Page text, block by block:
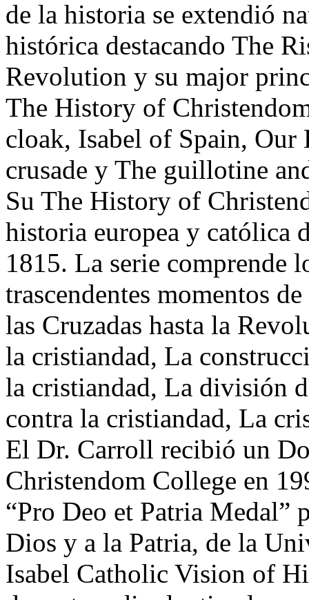
de la historia se extendió
histórica destacando The
Revolution y su major
The History of
cloak, Isabel of Spain, Our
crusade y The guillotine
Su The History of
historia europea y católica
1815. La serie comprende
trascendentes momentos
las Cruzadas hasta la
la cristiandad, La
la cristiandad, La división
contra la cristiandad, La
El Dr. Carroll recibió un
Christendom College en
“Pro Deo et Patria Medal”
Dios y a la Patria, de la
Isabel Catholic Vision of